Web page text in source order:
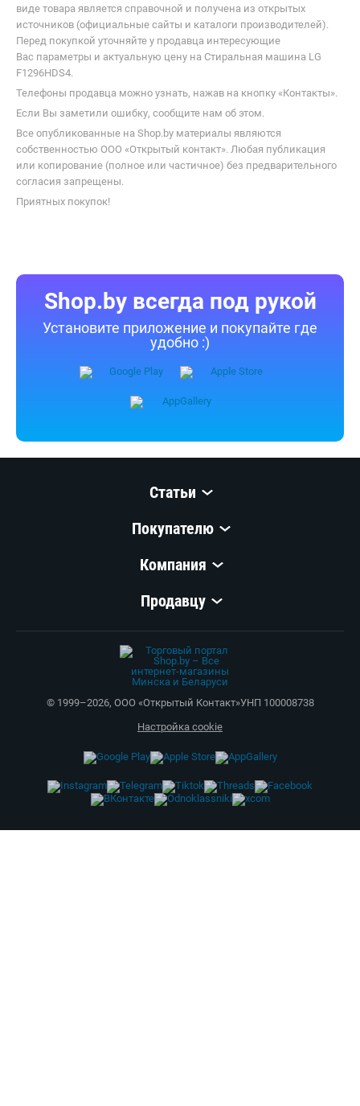
виде товара является справочной и получена из открытых
источников (официальные сайты и каталоги производителей).
Перед покупкой уточняйте у продавца интересующие
Вас параметры и актуальную цену на Стиральная машина LG
F1296HDS4.
Телефоны продавца можно узнать, нажав на кнопку «Контакты».
Если Вы заметили ошибку, сообщите нам об этом.
Все опубликованные на Shop.by материалы являются
собственностью ООО «Открытый контакт». Любая публикация
или копирование (полное или частичное) без предварительного
согласия запрещены.
Приятных покупок!
Shop.by всегда под рукой
Установите приложение и покупайте где
удобно :)
Статьи
Покупателю
Компания
Продавцу
© 1999–2026, ООО «Открытый Контакт»УНП 100008738
Настройка cookie